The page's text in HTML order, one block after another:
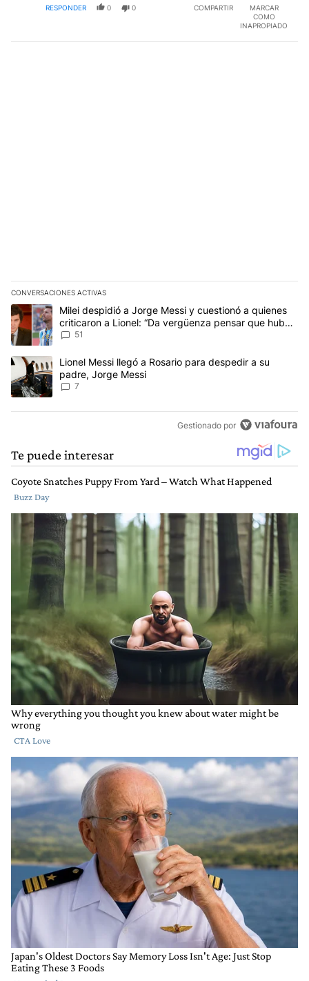
RESPONDER 0 0 COMPARTIR
MARCAR
COMO
INAPROPIADO
CONVERSACIONES ACTIVAS
Este listado muestra los artículos con más comentarios en los
Un artículo de tendencia con el título "Milei despidió a Jorge
Milei despidió a Jorge Messi y cuestionó a quienes
criticaron a Lionel: “Da vergüenza pensar que hubo
anti-Messi”
51
Un artículo de tendencia con el título "Lionel Messi llegó a
Lionel Messi llegó a Rosario para despedir a su
padre, Jorge Messi
7
Gestionado por